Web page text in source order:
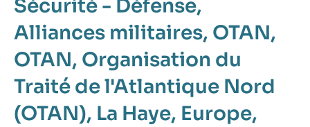
Sécurité - Défense
Alliances militaires OTAN
OTAN Organisation du
Traité de l'Atlantique Nord
(OTAN) La Haye Europe